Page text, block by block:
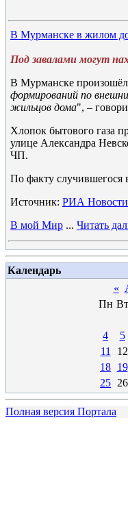
В Мурманске в жилом
Под завалами могут
В Мурманске произошёл
формирований по
жильцов дома", –
Хлопок бытового газа
улице Александра
ЧП.
По факту случившегося
Источник: РИА Новости
В мой Мир ... Читать
Календарь
«
Пн Вт
4
5
11
12
18 19
25 26
Полная версия Портала